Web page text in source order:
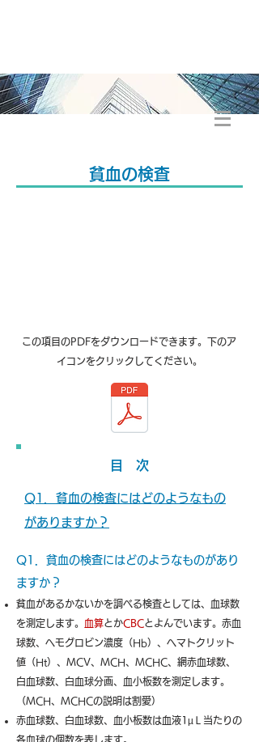
貧血の検査
この項目のPDFをダウンロードできます。下のア
イコンをクリックしてください。
目 次
Q1． 貧血の検査にはどのようなもの
がありますか？
Q1．貧血の検査にはどのようなものがあり
ますか？
貧血があるかないかを調べる検査としては、血球数
を測定します。 血算とかCBCとよんでいます。赤血
球数、ヘモグロビン濃度（Hb）、ヘマトクリット
値（Ht）、MCV、MCH、MCHC、網赤血球数、
白血球数、白血球分画、血小板数を測定します。
（MCH、MCHCの説明は割愛）
赤血球数、白血球数、血小板数は血液1 µ Ｌ当たりの
各血球の個数を表します。